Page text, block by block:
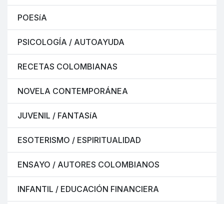
POESíA
PSICOLOGÍA / AUTOAYUDA
RECETAS COLOMBIANAS
NOVELA CONTEMPORÁNEA
JUVENIL / FANTASíA
ESOTERISMO / ESPIRITUALIDAD
ENSAYO / AUTORES COLOMBIANOS
INFANTIL / EDUCACIÓN FINANCIERA